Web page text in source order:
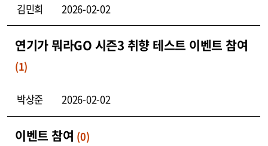
김민희 2026-02-02
연기가 뭐라GO 시즌3 취향 테스트 이벤트 참여
(1)
박상준 2026-02-02
이벤트 참여 (0)